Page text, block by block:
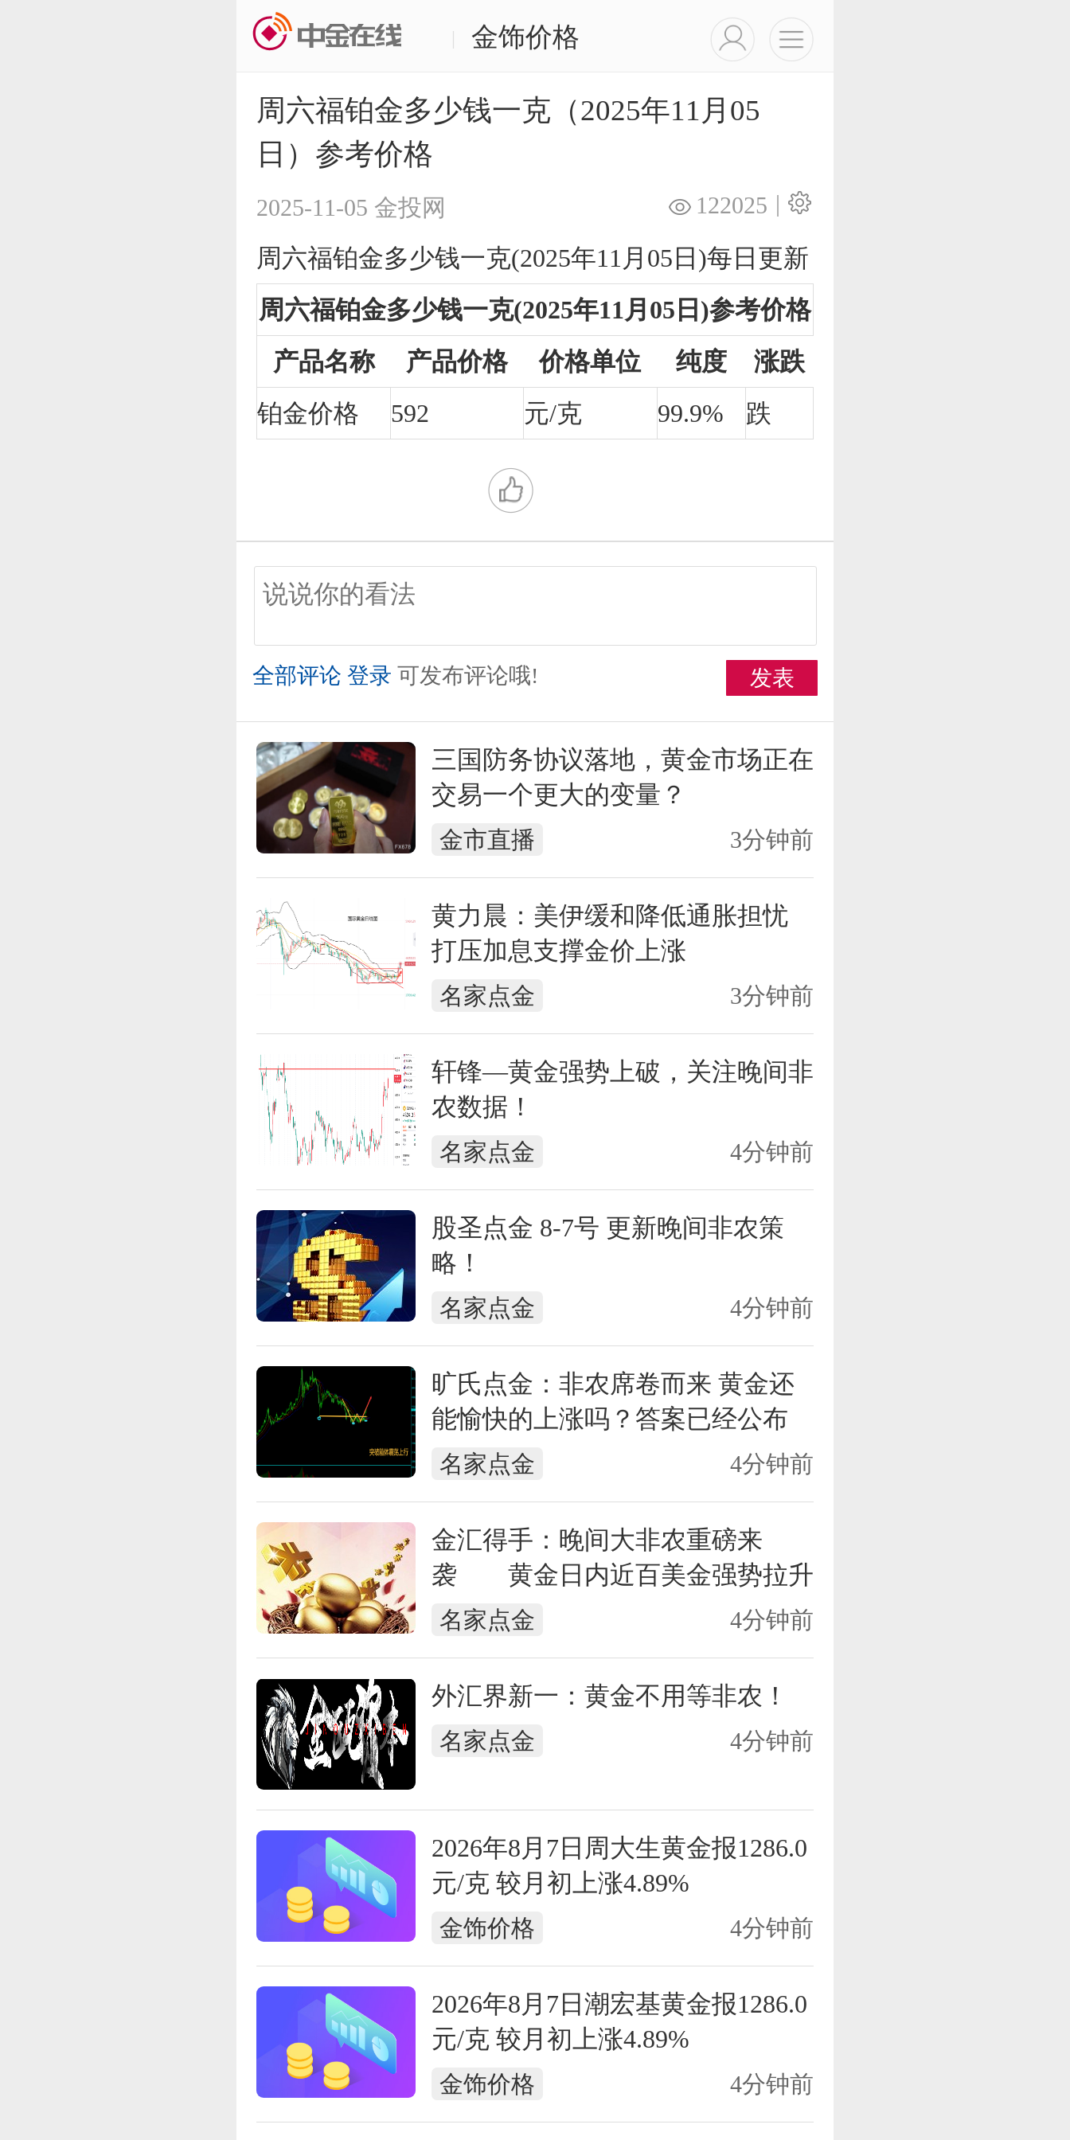
| 金饰价格
周六福铂金多少钱一克（2025年11月05
日）参考价格
2025-11-05 金投网 |
122025
周六福铂金多少钱一克(2025年11月05日)每日更新
周六福铂金多少钱一克(2025年11月05日)参考价格
产品名称
产品价格 价格单位 纯度
涨跌
铂金价格
592 元/克 99.9% 跌
全部评论 登录 可发布评论哦! 发表
三国防务协议落地，黄金市场正在
交易一个更大的变量？
金市直播 3分钟前
黄力晨：美伊缓和降低通胀担忧
打压加息支撑金价上涨
名家点金 3分钟前
轩锋—黄金强势上破，关注晚间非
农数据！
名家点金 4分钟前
股圣点金 8-7号 更新晚间非农策
略！
名家点金 4分钟前
旷氏点金：非农席卷而来 黄金还
能愉快的上涨吗？答案已经公布
名家点金 4分钟前
金汇得手：晚间大非农重磅来
袭 黄金日内近百美金强势拉升
名家点金 4分钟前
外汇界新一：黄金不用等非农！
名家点金 4分钟前
2026年8月7日周大生黄金报1286.0
元/克 较月初上涨4.89%
金饰价格 4分钟前
2026年8月7日潮宏基黄金报1286.0
元/克 较月初上涨4.89%
金饰价格 4分钟前